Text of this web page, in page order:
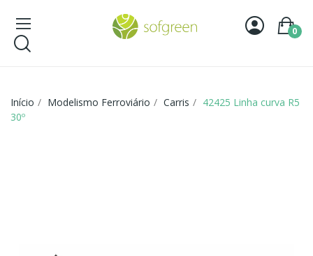
0
Início Modelismo Ferroviário Carris
42425 Linha curva R5
30º